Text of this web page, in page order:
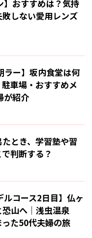
】おすすめは？気持
しない愛用レンズ
ラー】坂内食堂は何
車場・おすすめメ
が紹介
たとき、学習塾や習
判断する？
ルコース2日目】仏ヶ
山へ｜浅虫温泉
った50代夫婦の旅